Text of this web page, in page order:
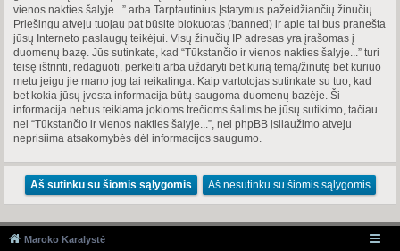
vienos nakties šalyje...” arba Tarptautinius Įstatymus pažeidžiančių žinučių.
Priešingu atveju tuojau pat būsite blokuotas (banned) ir apie tai bus pranešta
jūsų Interneto paslaugų teikėjui. Visų žinučių IP adresas yra įrašomas į
duomenų bazę. Jūs sutinkate, kad “Tūkstančio ir vienos nakties šalyje...” turi
teisę ištrinti, redaguoti, perkelti arba uždaryti bet kurią temą/žinutę bet kuriuo
metu jeigu jie mano jog tai reikalinga. Kaip vartotojas sutinkate su tuo, kad
bet kokia jūsų įvesta informacija būtų saugoma duomenų bazėje. Ši
informacija nebus teikiama jokioms trečioms šalims be jūsų sutikimo, tačiau
nei “Tūkstančio ir vienos nakties šalyje...”, nei phpBB įsilaužimo atveju
neprisiima atsakomybės dėl informacijos saugumo.
Maroko Karalystė